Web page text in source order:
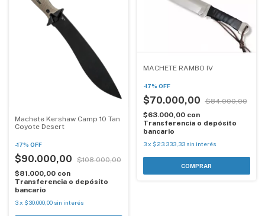
Machete Kershaw Camp 10 Tan
Coyote Desert
-17% OFF
$90.000,00
$108.000,00
$81.000,00 con
Transferencia o depósito
bancario
3x $30.000,00 sin interés
MACHETE RAMBO IV
-17% OFF
$70.000,00
$84.000,00
$63.000,00 con
Transferencia o depósito
bancario
3 x $23.333,33 sin interés